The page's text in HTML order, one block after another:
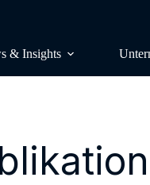
RESEARCH
Marktstudien,
& Insights